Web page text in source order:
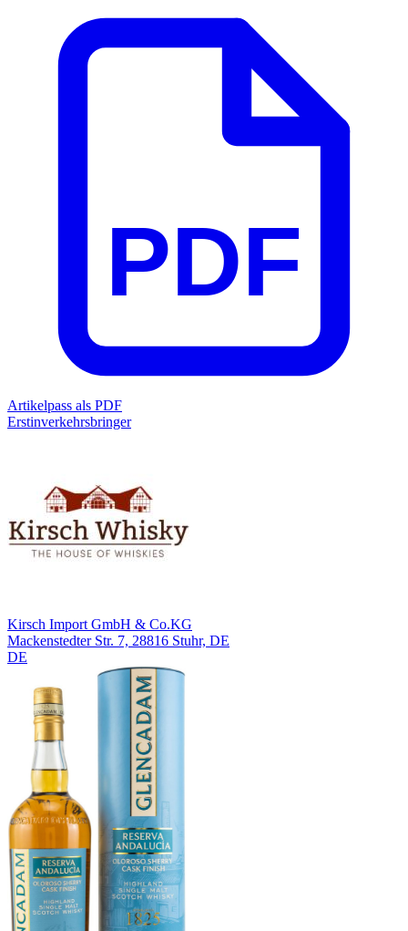
PDF
Artikelpass als PDF
Erstinverkehrsbringer
Kirsch Import GmbH & Co.KG
Mackenstedter Str. 7, 28816 Stuhr, DE
DE